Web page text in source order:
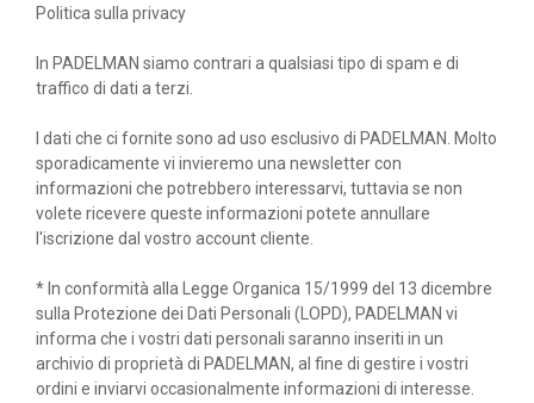
Politica sulla privacy
In PADELMAN siamo contrari a qualsiasi tipo di spam e di
traffico di dati a terzi.
I dati che ci fornite sono ad uso esclusivo di PADELMAN. Molto
sporadicamente vi invieremo una newsletter con
informazioni che potrebbero interessarvi, tuttavia se non
volete ricevere queste informazioni potete annullare
l'iscrizione dal vostro account cliente.
* In conformità alla Legge Organica 15/1999 del 13 dicembre
sulla Protezione dei Dati Personali (LOPD), PADELMAN vi
informa che i vostri dati personali saranno inseriti in un
archivio di proprietà di PADELMAN, al fine di gestire i vostri
ordini e inviarvi occasionalmente informazioni di interesse.